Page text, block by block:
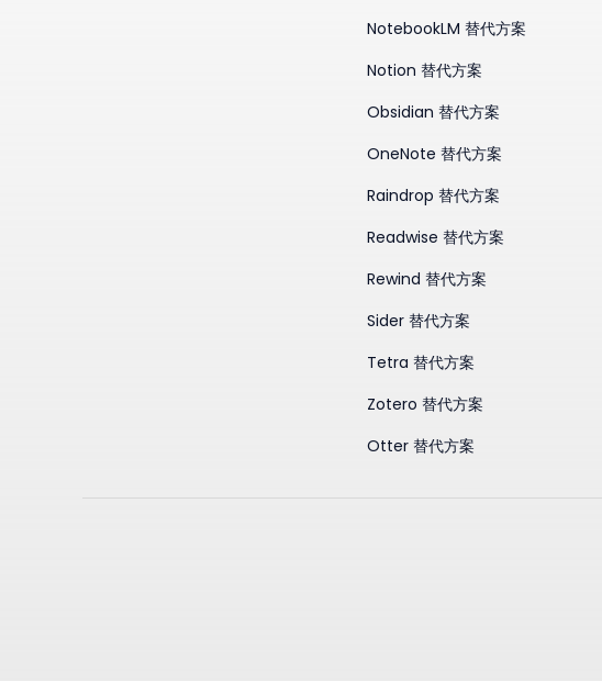
NotebookLM 替代方案
Notion 替代方案
Obsidian 替代方案
OneNote 替代方案
Raindrop 替代方案
Readwise 替代方案
Rewind 替代方案
Sider 替代方案
Tetra 替代方案
Zotero 替代方案
Otter 替代方案